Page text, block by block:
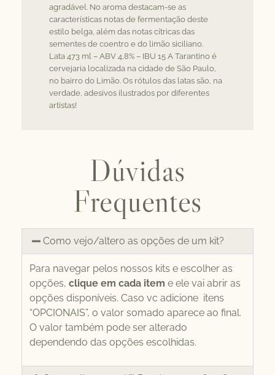
Dúvidas
Frequentes
Como vejo/altero as opções de um kit?
Para navegar pelos nossos kits e escolher as
opções, clique em cada item e ele vai abrir as
opções disponíveis. Caso vc adicione itens
“OPCIONAIS”, o valor somado aparece ao final.
O valor também pode ser alterado
dependendo das opções escolhidas.
agradável. No aroma destacam-se as
características notas de fermentação deste
estilo belga, além das notas cítricas das
sementes de coentro e do limão siciliano.
Lata 473 ml – ABV 4,8% – IBU 15 A Tarantino é
cervejaria localizada na cidade de São Paulo,
no bairro do Limão. Os rótulos das latas são, na
verdade, adesivos ilustrados por diferentes
artistas!